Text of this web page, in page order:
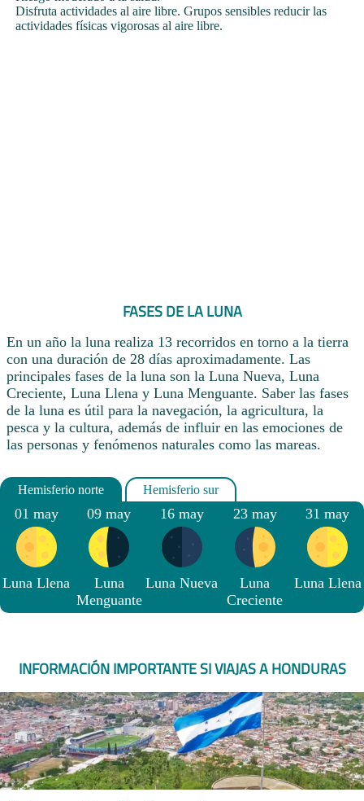
Disfruta actividades al aire libre. Grupos sensibles reducir las
actividades físicas vigorosas al aire libre.
FASES DE LA LUNA
En un año la luna realiza 13 recorridos en torno a la tierra
con una duración de 28 días aproximadamente. Las
principales fases de la luna son la Luna Nueva, Luna
Creciente, Luna Llena y Luna Menguante. Saber las fases
de la luna es útil para la navegación, la agricultura, la
pesca y la cultura, además de influir en las emociones de
las personas y fenómenos naturales como las mareas.
01 may
Luna Llena
09 may
Luna
Menguante
16 may
Luna Nueva
23 may
Luna
Creciente
31 may
Luna Llena
INFORMACIÓN IMPORTANTE SI VIAJAS A HONDURAS